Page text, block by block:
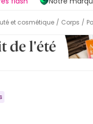
et cosmétique / Corps /